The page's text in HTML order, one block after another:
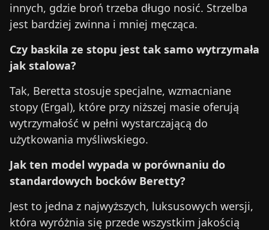
innych, gdzie broń trzeba długo nosić. Strzelba
jest bardziej zwinna i mniej męcząca.
Czy baskila ze stopu jest tak samo wytrzymała
jak stalowa?
Tak, Beretta stosuje specjalne, wzmacniane
stopy (Ergal), które przy niższej masie oferują
wytrzymałość w pełni wystarczającą do
użytkowania myśliwskiego.
Jak ten model wypada w porównaniu do
standardowych bocków Beretty?
Jest to jedna z najwyższych, luksusowych wersji,
która wyróżnia się przede wszystkim jakością